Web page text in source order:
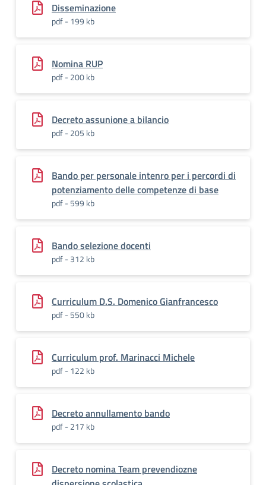
Disseminazione
pdf - 199 kb
Nomina RUP
pdf - 200 kb
Decreto assunione a bilancio
pdf - 205 kb
Bando per personale intenro per i percordi di
potenziamento delle competenze di base
pdf - 599 kb
Bando selezione docenti
pdf - 312 kb
Curriculum D.S. Domenico Gianfrancesco
pdf - 550 kb
Curriculum prof. Marinacci Michele
pdf - 122 kb
Decreto annullamento bando
pdf - 217 kb
Decreto nomina Team prevendiozne